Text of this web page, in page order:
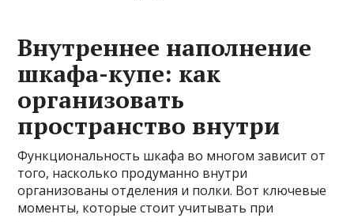
Внутреннее наполнение
шкафа-купе: как
организовать
пространство внутри
Функциональность шкафа во многом зависит от
того, насколько продуманно внутри
организованы отделения и полки. Вот ключевые
моменты, которые стоит учитывать при